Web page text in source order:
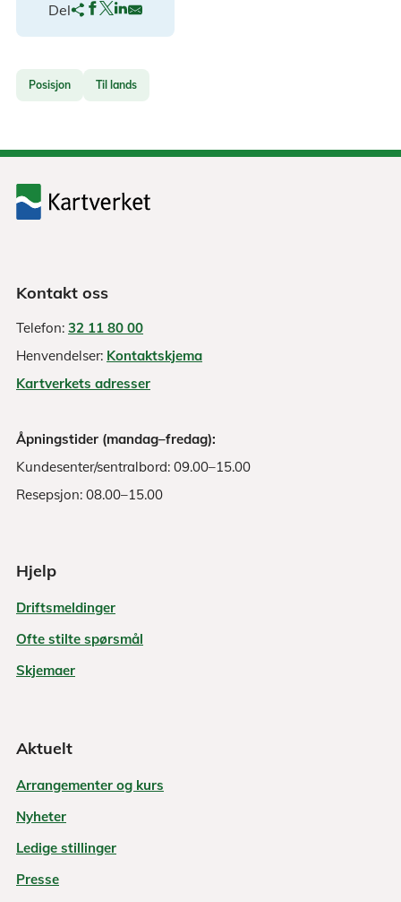
Del
Posisjon Til lands
Kontakt oss
Telefon: 32 11 80 00
Henvendelser: Kontaktskjema
Kartverkets adresser
Åpningstider (mandag–fredag):
Kundesenter/sentralbord: 09.00–15.00
Resepsjon: 08.00–15.00
Hjelp
Driftsmeldinger
Ofte stilte spørsmål
Skjemaer
Aktuelt
Arrangementer og kurs
Nyheter
Ledige stillinger
Presse